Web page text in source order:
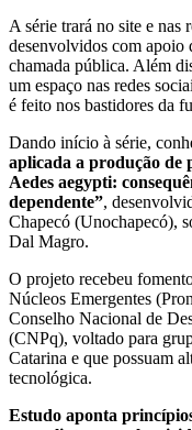
A série trará no site e nas
desenvolvidos com apoio
chamada pública. Além
um espaço nas redes
é feito nos bastidores da
Dando início à série,
aplicada a produção de
Aedes aegypti:
dependente”,
Chapecó (Unochapecó),
Dal Magro.
O projeto recebeu
Núcleos Emergentes
Conselho Nacional de
(CNPq), voltado para
Catarina e que possuam
tecnológica.
Estudo aponta